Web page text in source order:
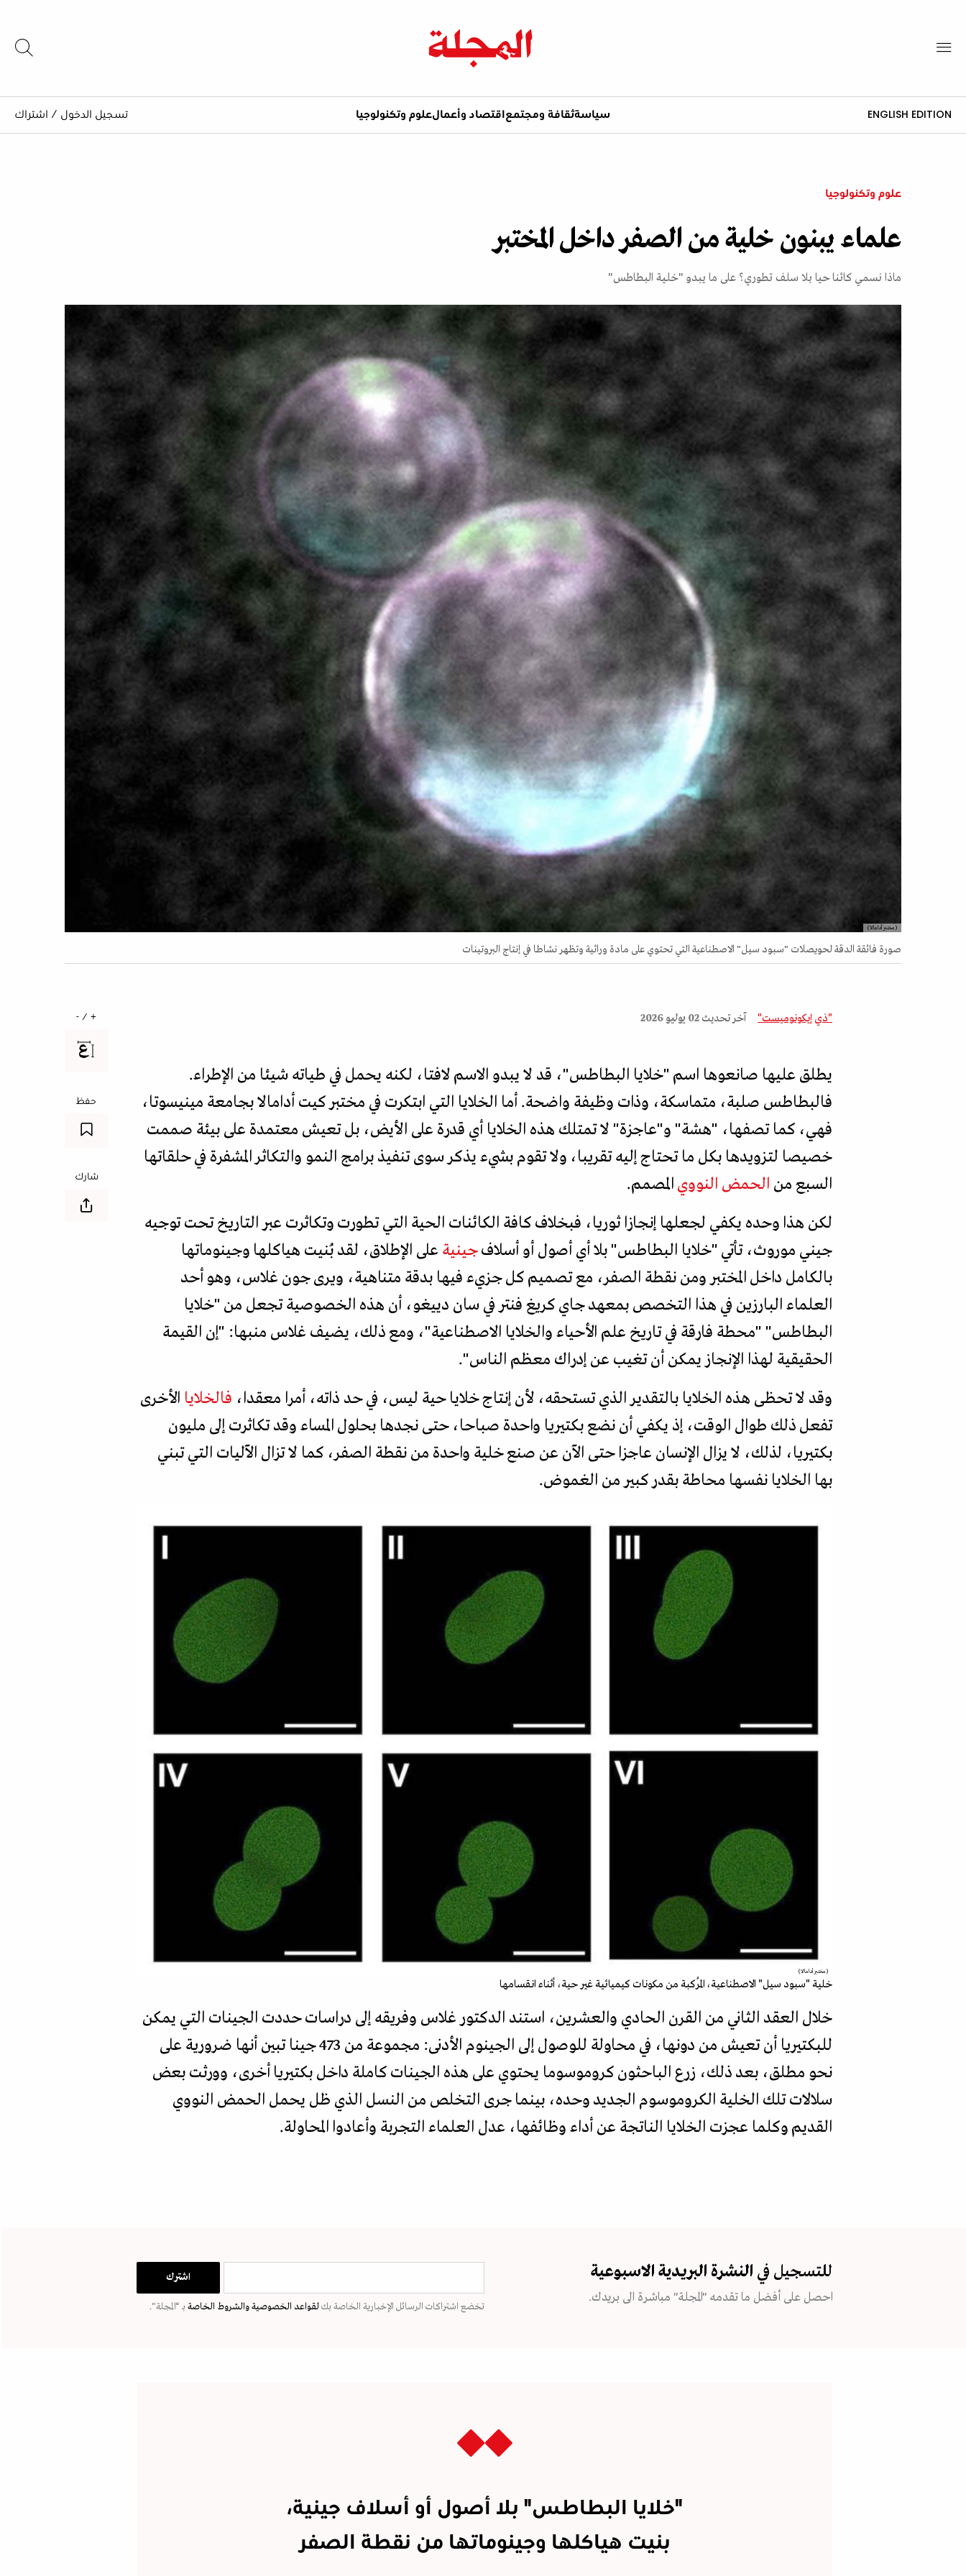
ENGLISH EDITION سياسةثقافة ومجتمع اقتصاد وأعمالعلوم وتكنولوجيا تسجيل الدخول / اشتراك
علوم وتكنولوجيا
علماء يبنون خلية من الصفر داخل المختبر
ماذا نسمي كائنا حيا بلا سلف تطوري؟ على ما يبدو "خلية البطاطس"
(مختبر أدامالا)
صورة فائقة الدقة لحويصلات "سبود سيل" الاصطناعية التي تحتوي على مادة وراثية وتظهر نشاطا في إنتاج البروتينات
"ذي إيكونوميست" آخر تحديث 02 يوليو 2026
يطلق عليها صانعوها اسم "خلايا البطاطس"، قد لا يبدو الاسم لافتا، لكنه يحمل في طياته شيئا من الإطراء.
فالبطاطس صلبة، متماسكة، وذات وظيفة واضحة. أما الخلايا التي ابتكرت في مختبر كيت أدامالا بجامعة مينيسوتا،
فهي، كما تصفها، "هشة" و"عاجزة" لا تمتلك هذه الخلايا أي قدرة على الأيض، بل تعيش معتمدة على بيئة صممت
خصيصا لتزويدها بكل ما تحتاج إليه تقريبا، ولا تقوم بشيء يذكر سوى تنفيذ برامج النمو والتكاثر المشفرة في حلقاتها
السبع من الحمض النووي المصمم.
لكن هذا وحده يكفي لجعلها إنجازا ثوريا، فبخلاف كافة الكائنات الحية التي تطورت وتكاثرت عبر التاريخ تحت توجيه
جيني موروث، تأتي "خلايا البطاطس" بلا أي أصول أو أسلافجينية على الإطلاق، لقد بُنيت هياكلها وجينوماتها
بالكامل داخل المختبر ومن نقطة الصفر، مع تصميم كل جزيء فيها بدقة متناهية، ويرى جون غلاس، وهو أحد
العلماء البارزين في هذا التخصص بمعهد جاي كريغ فنتر في سان دييغو، أن هذه الخصوصية تجعل من "خلايا
البطاطس" "محطة فارقة في تاريخ علم الأحياء والخلايا الاصطناعية"، ومع ذلك، يضيف غلاس منبها: "إن القيمة
الحقيقية لهذا الإنجاز يمكن أن تغيب عن إدراك معظم الناس".
وقد لا تحظى هذه الخلايا بالتقدير الذي تستحقه، لأن إنتاج خلايا حية ليس، في حد ذاته، أمرا معقدا، فالخلايا الأخرى
تفعل ذلك طوال الوقت، إذ يكفي أن نضع بكتيريا واحدة صباحا، حتى نجدها بحلول المساء وقد تكاثرت إلى مليون
بكتيريا، لذلك، لا يزال الإنسان عاجزا حتى الآن عن صنع خلية واحدة من نقطة الصفر، كما لا تزال الآليات التي تبني
بها الخلايا نفسها محاطة بقدر كبير من الغموض.
(مختبر أدامالا)
خلية "سبود سيل" الاصطناعية، المُركبة من مكونات كيميائية غير حية، أثناء انقسامها
خلال العقد الثاني من القرن الحادي والعشرين، استند الدكتور غلاس وفريقه إلى دراسات حددت الجينات التي يمكن
للبكتيريا أن تعيش من دونها، في محاولة للوصول إلى الجينوم الأدنى: مجموعة من 473 جينا تبين أنها ضرورية على
نحو مطلق، بعد ذلك، زرع الباحثون كروموسوما يحتوي على هذه الجينات كاملة داخل بكتيريا أخرى، وورثت بعض
سلالات تلك الخلية الكروموسوم الجديد وحده، بينما جرى التخلص من النسل الذي ظل يحمل الحمض النووي
القديم وكلما عجزت الخلايا الناتجة عن أداء وظائفها، عدل العلماء التجربة وأعادوا المحاولة.
للتسجيل في النشرة البريدية الاسبوعية
احصل على أفضل ما تقدمه "المجلة" مباشرة الى بريدك.
تخضع اشتراكات الرسائل الإخبارية الخاصة بكلقواعد الخصوصيةوالشروط الخاصة بـ “المجلة".
"خلايا البطاطس" بلا أصول أو أسلاف جينية،
بنيت هياكلها وجينوماتها من نقطة الصفر
+ / -
حفظ
شارك